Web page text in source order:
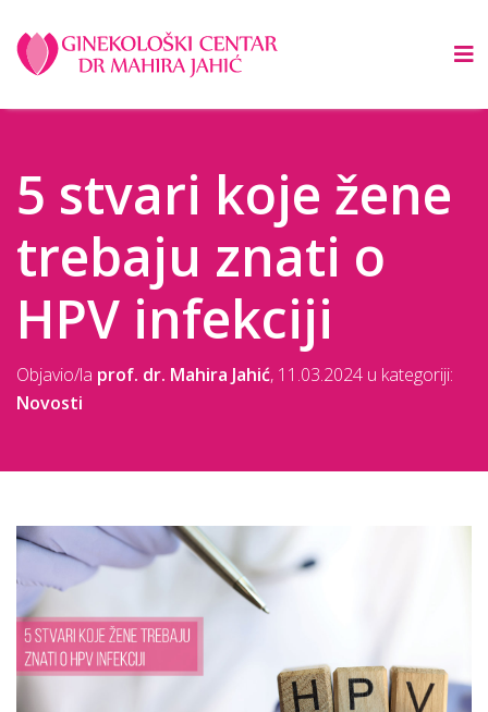
5 stvari koje žene
trebaju znati o
HPV infekciji
Objavio/la prof. dr. Mahira Jahić, 11.03.2024 u kategoriji:
Novosti